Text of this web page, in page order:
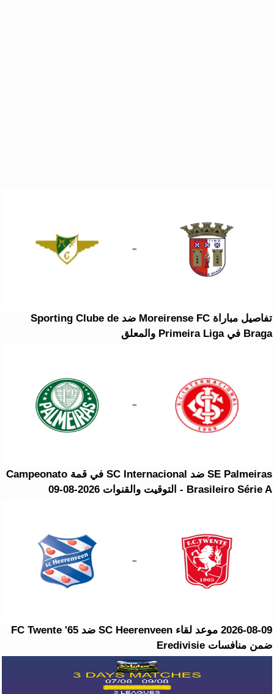
تفاصيل مباراة Moreirense FC ضد Sporting Clube de
Braga في Primeira Liga والمعلق
SE Palmeiras ضد SC Internacional في قمة Campeonato
Brasileiro Série A - التوقيت والقنوات 2026-08-09
2026-08-09 موعد لقاء SC Heerenveen ضد FC Twente '65
ضمن منافسات Eredivisie